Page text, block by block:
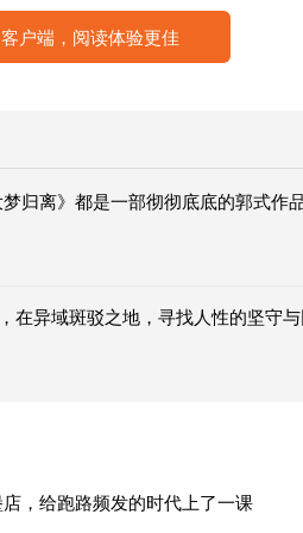
药费，崔业收起傲气，在妻子面
者”，能够帮助劫匪从哥哥带队的
伟决意倒戈的根本原因。
户端，阅读体验更佳
缘》，别再给观众看丑东西了
爽感成为剧集的第一要义
，给跑路频发的时代上了一课